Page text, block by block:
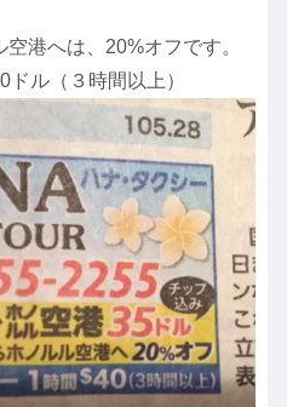
港へは、20%オフです。
ル（３時間以上）